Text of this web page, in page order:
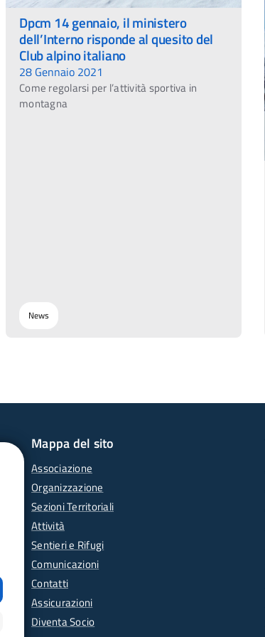
Dpcm 14 gennaio, il ministero
dell’Interno risponde al quesito del
Club alpino italiano
28 Gennaio 2021
Come regolarsi per l’attività sportiva in
montagna
News
Mappa del sito
Associazione
Organizzazione
Sezioni Territoriali
Attività
Sentieri e Rifugi
Comunicazioni
Contatti
Assicurazioni
Diventa Socio